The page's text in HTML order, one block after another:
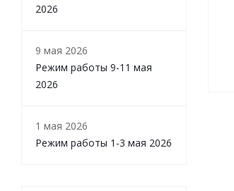
2026
9 мая 2026
Режим работы 9-11 мая
2026
1 мая 2026
Режим работы 1-3 мая 2026